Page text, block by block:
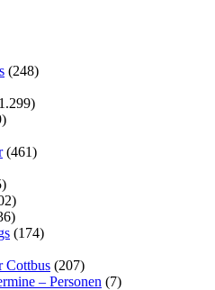
(248)
(461)
(174)
Cottbus (207)
– Personen (7)